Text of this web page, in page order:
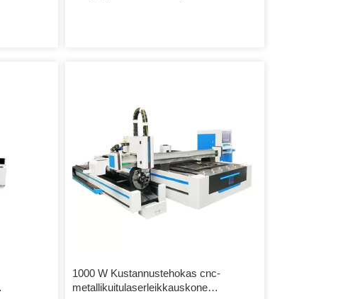
1000 W Kustannustehokas cnc-
metallikuitulaserleikkauskone